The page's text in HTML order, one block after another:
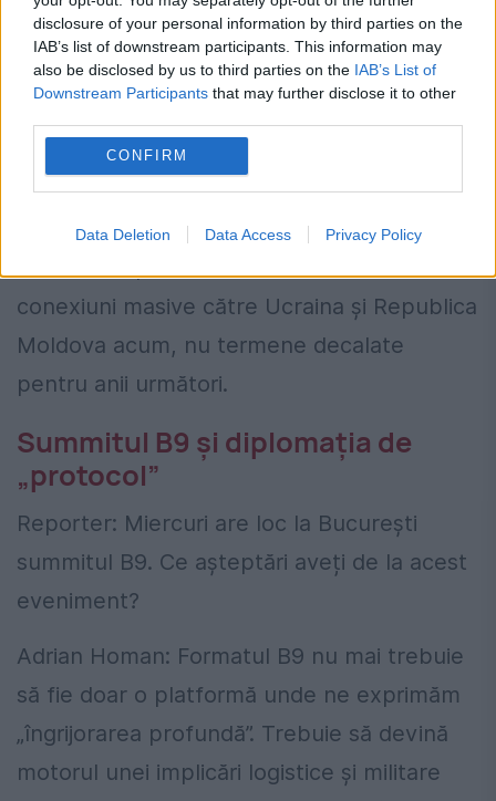
disclosure of your personal information by third parties on the
IAB’s list of downstream participants. This information may
also be disclosed by us to third parties on the IAB’s List of
Downstream Participants that may further disclose it to other
CONFIRM
Data Deletion Data Access Privacy Policy
proiectate la standarde comerciale clasice,
fără să ia în calcul convoaiele militare grele
transportoarele blindate în regim de uzură
continuă. Podurile și viaductele necesită
adesea reproiectări pentru a servi real
conexiuni masive către Ucraina și Republica
Moldova acum, nu termene decalate
pentru anii următori.
Summitul B9 și diplomația de
„protocol”
Reporter: Miercuri are loc la București
summitul B9. Ce așteptări aveți de la acest
eveniment?
Adrian Homan: Formatul B9 nu mai trebuie
să fie doar o platformă unde ne exprimăm
„îngrijorarea profundă”. Trebuie să devină
motorul unei implicări logistice și militare